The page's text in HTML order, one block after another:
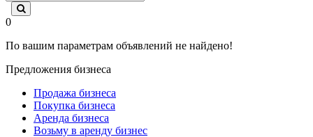
0
По вашим параметрам объявлений не найдено!
Предложения бизнеса
Продажа бизнеса
Покупка бизнеса
Аренда бизнеса
Возьму в аренду бизнес